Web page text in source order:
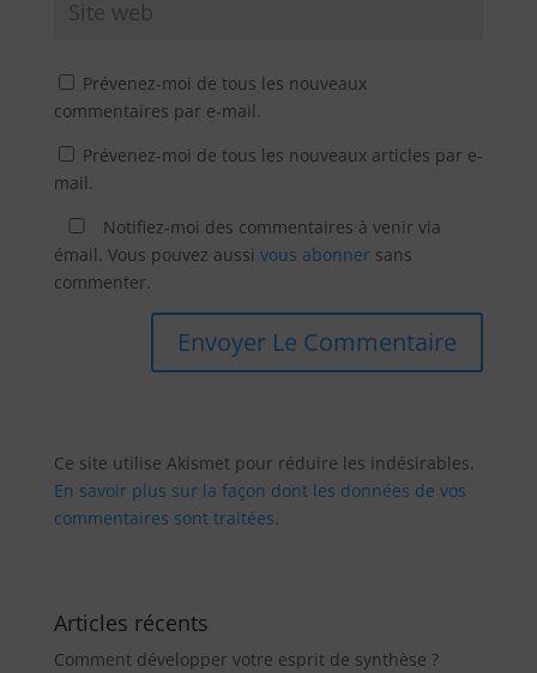
Prévenez-moi de tous les nouveaux
commentaires par e-mail.
Prévenez-moi de tous les nouveaux articles par e-
mail.
Notifiez-moi des commentaires à venir via
émail. Vous pouvez aussi vous abonnersans
commenter.
Ce site utilise Akismet pour réduire les indésirables.
En savoir plus sur la façon dont les données de vos
commentaires sont traitées.
Articles récents
Comment développer votre esprit de synthèse ?